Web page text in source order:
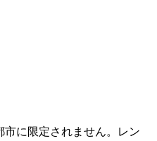
に限定されません。レン